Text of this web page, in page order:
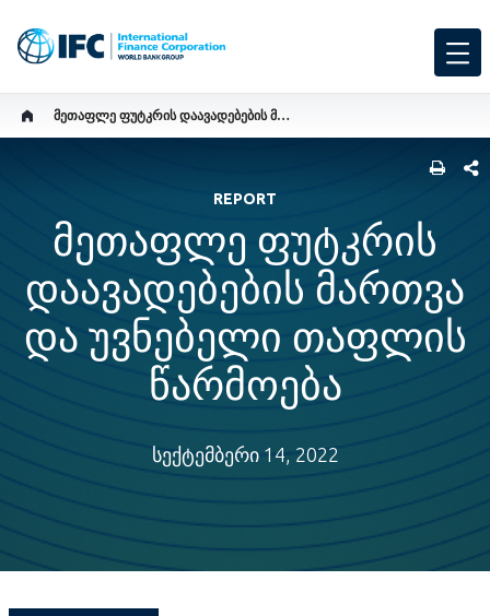
ᲛᲔᲗᲐᲤᲚᲔ ᲤᲣᲢᲙᲠᲘᲡ ᲓᲐᲐᲕᲐᲓᲔᲑᲔᲑᲘᲡ ᲛᲐᲠᲗᲕᲐ ᲓᲐ ᲣᲕᲜᲔᲑᲔᲚᲘ ᲗᲐᲤᲚᲘᲡ ᲬᲐᲠᲛᲝᲔᲑᲐ
REPORT
მეთაფლე ფუტკრის
დაავადებების მართვა
და უვნებელი თაფლის
წარმოება
სექტემბერი 14, 2022